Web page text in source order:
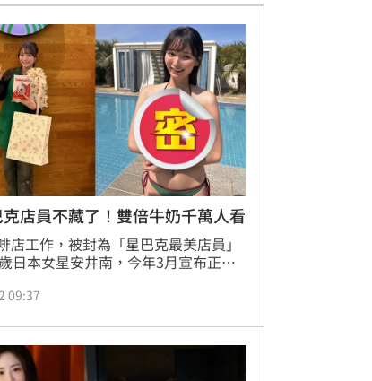
乘豪華遊艇欣賞海岸天際線，解放辣
利美照，大量畫面曝光後也吸引粉絲
店員不藏了！雙倍牛奶千萬人看
店工作，被封為「星巴克最美店員」
日本女星安井南，今年3月宣布正式
超過500萬人瀏覽，引發網友熱烈討
，接連公開火辣比基尼寫真，不僅展
，更大方秀出犯規曲線，讓粉絲驚
身材這麼好！」
09:37